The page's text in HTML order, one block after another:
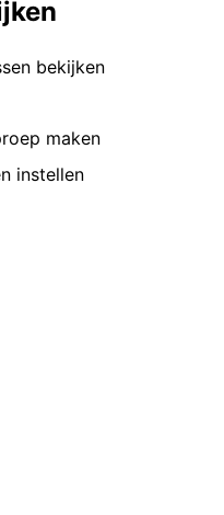
bekijken
maken
instellen